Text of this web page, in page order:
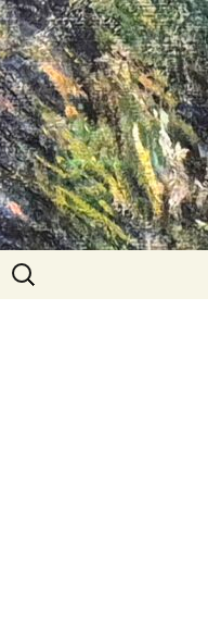
Rechercher :